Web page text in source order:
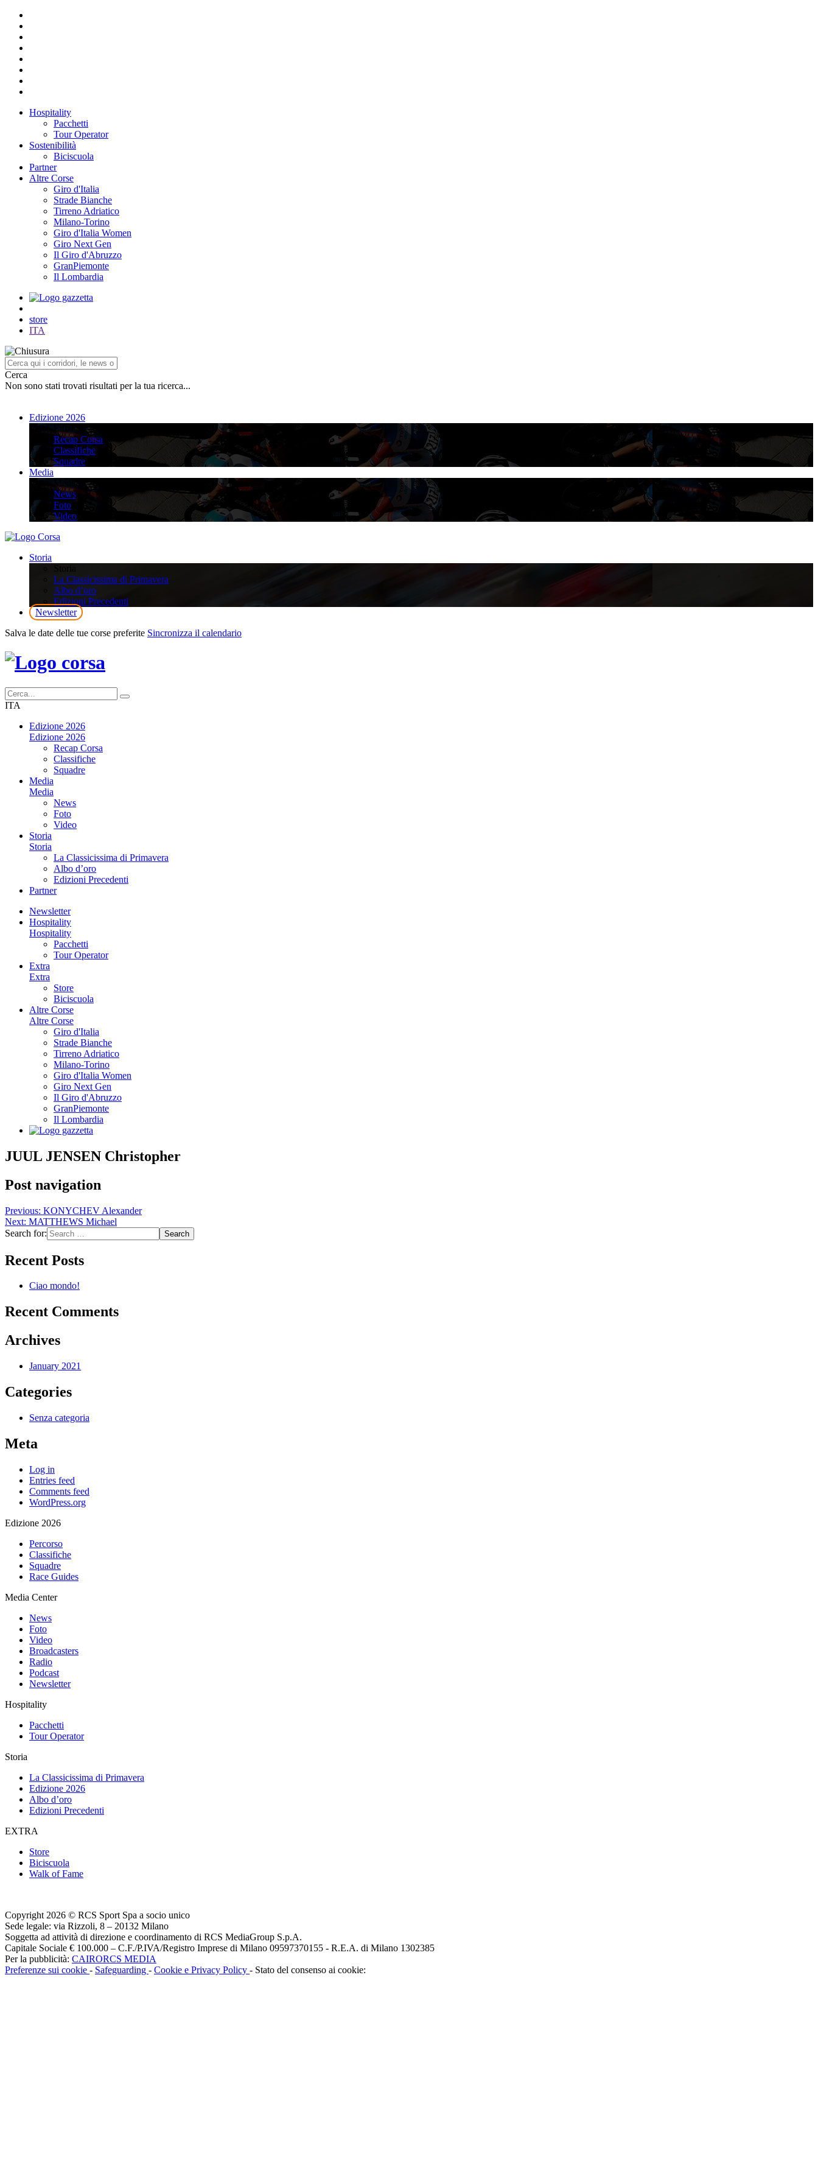
Hospitality
Pacchetti
Tour Operator
Sostenibilità
Biciscuola
Partner
Altre Corse
Giro d'Italia
Strade Bianche
Tirreno Adriatico
Milano-Torino
Giro d'Italia Women
Giro Next Gen
Il Giro d'Abruzzo
GranPiemonte
Il Lombardia
store
ITA
Cerca
Non sono stati trovati risultati per la tua ricerca...
Edizione 2026
Edizione 2026
Recap Corsa
Classifiche
Squadre
Media
Media
News
Foto
Video
Storia
La Classicissima di Primavera
Albo d’oro
Edizioni Precedenti
Newsletter
Salva le date delle tue corse preferite Sincronizza il calendario
ITA
Edizione 2026
Edizione 2026
Recap Corsa
Classifiche
Squadre
Media
Media
News
Foto
Video
Storia
Storia
La Classicissima di Primavera
Albo d’oro
Edizioni Precedenti
Partner
Newsletter
Hospitality
Hospitality
Pacchetti
Tour Operator
Extra
Extra
Store
Biciscuola
Altre Corse
Altre Corse
Giro d'Italia
Strade Bianche
Tirreno Adriatico
Milano-Torino
Giro d'Italia Women
Giro Next Gen
Il Giro d'Abruzzo
GranPiemonte
Il Lombardia
JUUL JENSEN Christopher
Post navigation
Previous: KONYCHEV Alexander
Next: MATTHEWS Michael
Search for:
Recent Posts
Ciao mondo!
Recent Comments
Archives
January 2021
Categories
Senza categoria
Meta
Log in
Entries feed
Comments feed
WordPress.org
Edizione 2026
Percorso
Classifiche
Squadre
Race Guides
Media Center
News
Foto
Video
Broadcasters
Radio
Podcast
Newsletter
Hospitality
Pacchetti
Tour Operator
Storia
La Classicissima di Primavera
Edizione 2026
Albo d’oro
Edizioni Precedenti
EXTRA
Store
Biciscuola
Walk of Fame
Copyright 2026 © RCS Sport Spa a socio unico
Sede legale: via Rizzoli, 8 – 20132 Milano
Soggetta ad attività di direzione e coordinamento di RCS MediaGroup S.p.A.
Capitale Sociale € 100.000 – C.F./P.IVA/Registro Imprese di Milano 09597370155 - R.E.A. di Milano 1302385
Per la pubblicità: CAIRORCS MEDIA
Preferenze sui cookie - Safeguarding - Cookie e Privacy Policy - Stato del consenso ai cookie: